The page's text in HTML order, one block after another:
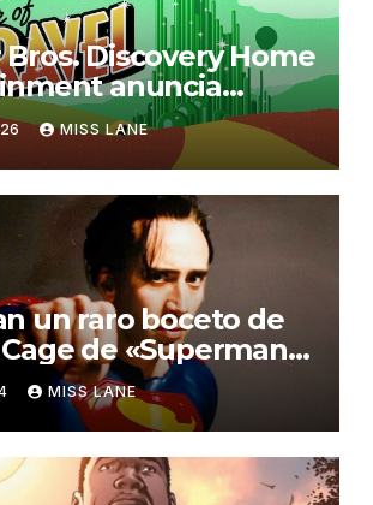
Discovery Home
anuncia
of Travel”
MISS LANE
un raro boceto de
de «Superman
MISS LANE